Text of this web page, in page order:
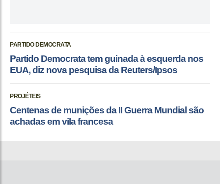
PARTIDO DEMOCRATA
Partido Democrata tem guinada à esquerda nos
EUA, diz nova pesquisa da Reuters/Ipsos
PROJÉTEIS
Centenas de munições da II Guerra Mundial são
achadas em vila francesa